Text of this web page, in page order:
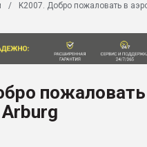
Всё,
K2007. Добро пожаловать в